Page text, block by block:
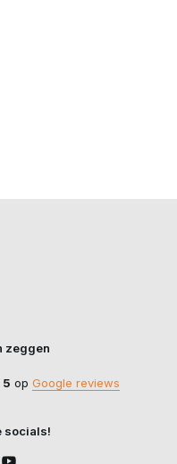
zeggen
5 op Google reviews
socials!